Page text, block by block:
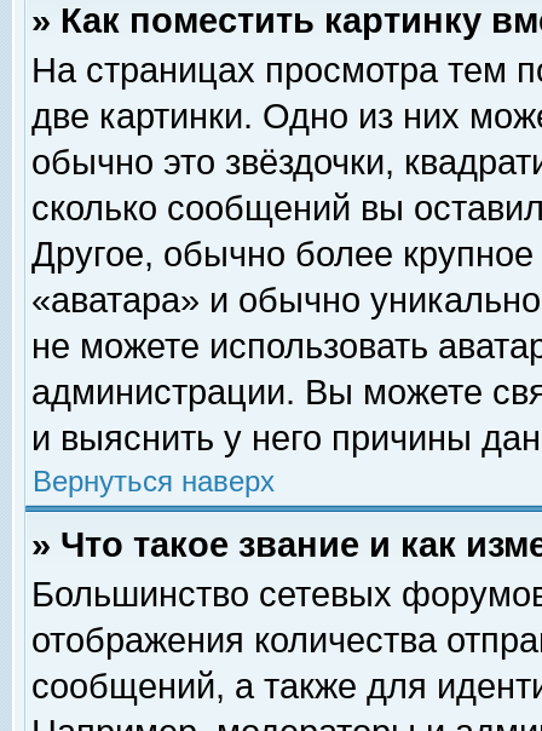
» Как поместить картинку
На страницах просмотра тем
две картинки. Одно из них
обычно это звёздочки,
сколько сообщений вы
Другое, обычно более
«аватара» и обычно
не можете использовать
администрации. Вы можете
и выяснить у него причины
Вернуться наверх
» Что такое звание и как
Большинство сетевых
отображения количества
сообщений, а также для